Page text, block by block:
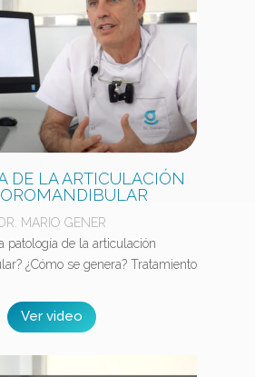
DE LA ARTICULACIÓN
DR. MARIO GENER
patología de la articulación
¿Cómo se genera?Tratamiento
Ver video